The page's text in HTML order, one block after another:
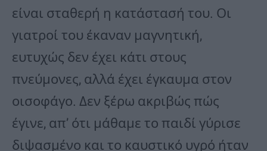
είναι σταθερή η κατάστασή του. Οι
γιατροί του έκαναν μαγνητική,
ευτυχώς δεν έχει κάτι στους
πνεύμονες, αλλά έχει έγκαυμα στον
οισοφάγο. Δεν ξέρω ακριβώς πώς
έγινε, απ’ ότι μάθαμε το παιδί γύρισε
διψασμένο και το καυστικό υγρό ήταν